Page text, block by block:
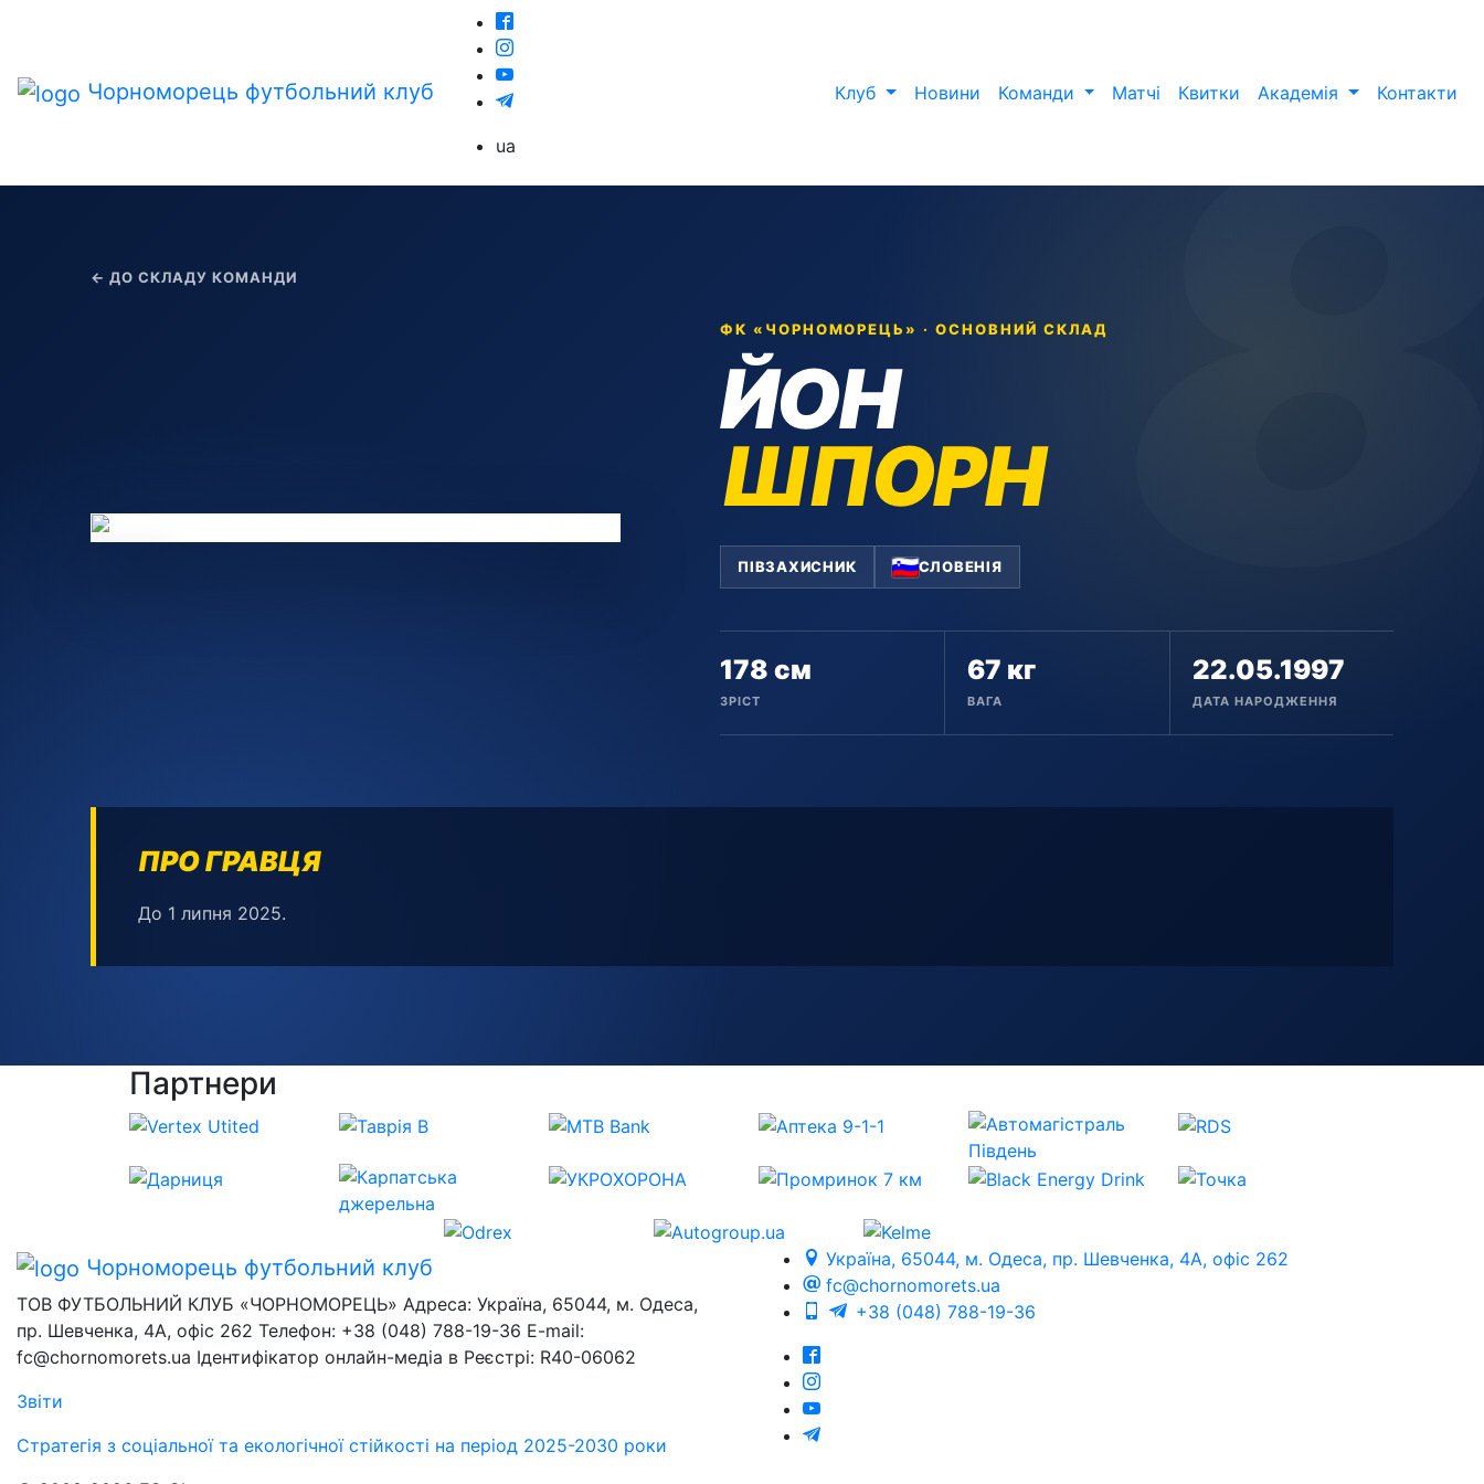
Чорноморець футбольний клуб
ua
Клуб Новини Команди Матчі Квитки Академія Контакти
← ДО СКЛАДУ КОМАНДИ
ФК «ЧОРНОМОРЕЦЬ» · ОСНОВНИЙ СКЛАД
ЙОН
ШПОРН
ПІВЗАХИСНИК СЛОВЕНІЯ
178 см
ЗРІСТ
67 кг
ВАГА
22.05.1997
ДАТА НАРОДЖЕННЯ
ПРО ГРАВЦЯ
До 1 липня 2025.
Партнери
Чорноморець футбольний клуб
ТОВ ФУТБОЛЬНИЙ КЛУБ «ЧОРНОМОРЕЦЬ» Адреса: Україна, 65044, м. Одеса,
пр. Шевченка, 4А, офіс 262 Телефон: +38 (048) 788-19-36 E-mail:
fc@chornomorets.ua Ідентифікатор онлайн-медіа в Реєстрі: R40-06062
Звіти
Стратегія з соціальної та екологічної стійкості на період 2025-2030 роки
Україна, 65044, м. Одеса, пр. Шевченка, 4А, офіс 262
fc@chornomorets.ua
+38 (048) 788-19-36